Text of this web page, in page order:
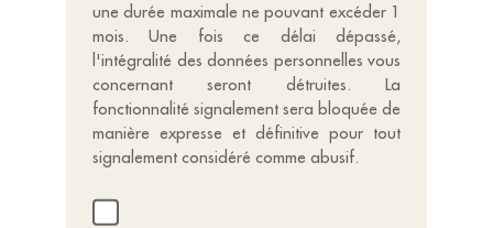
une durée maximale ne pouvant excéder 1
mois. Une fois ce délai dépassé,
l'intégralité des données personnelles vous
concernant seront détruites. La
fonctionnalité signalement sera bloquée de
manière expresse et définitive pour tout
signalement considéré comme abusif.